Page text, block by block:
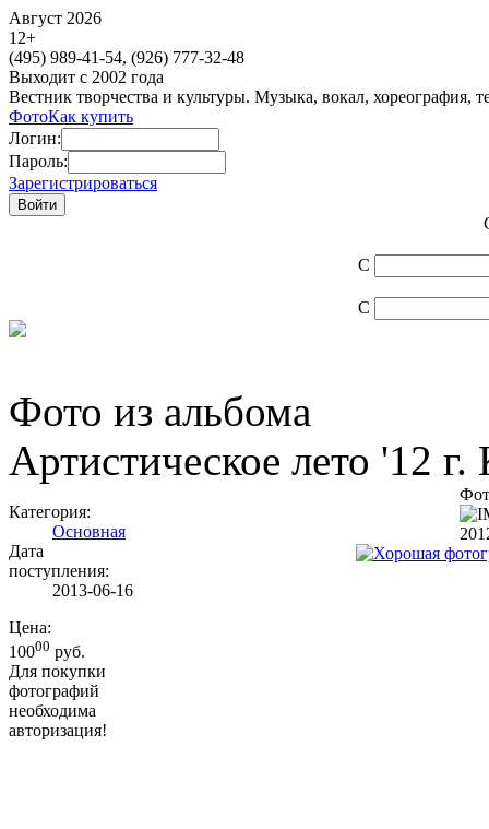
Август 2026
12+
(495) 989-41-54, (926) 777-32-48
Выходит с 2002 года
Вестник творчества и культуры. Музыка, вокал, хореография,
ФотоКак купить
Логин:
Пароль:
Зарегистрироваться
С
С
Фото из альбома
Артистическое лето '12
Категория:
Основная
Дата
поступления:
2013-06-16
Цена:
10000 руб.
Для покупки
фотографий
необходима
авторизация!